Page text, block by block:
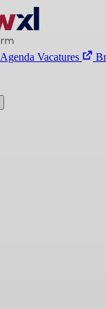
Agenda Vacatures